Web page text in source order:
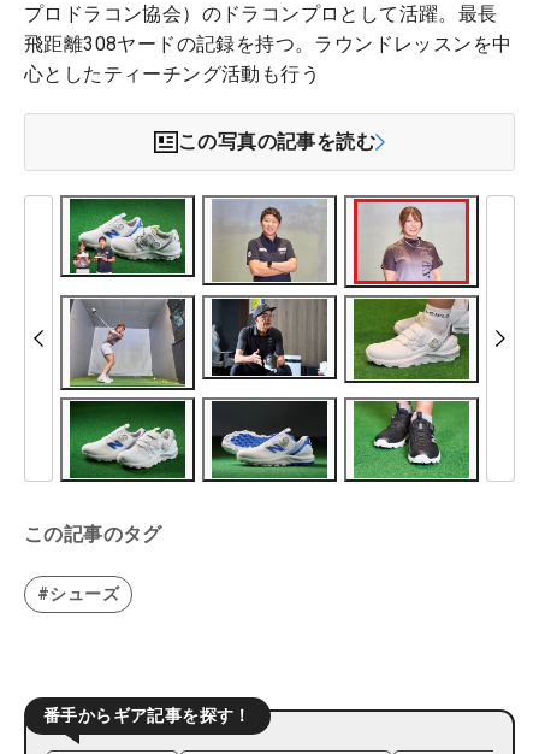
プロドラコン協会）のドラコンプロとして活躍。最長
飛距離308ヤードの記録を持つ。ラウンドレッスンを中
心としたティーチング活動も行う
この写真の記事を読む
この記事のタグ
#シューズ
番手からギア記事を探す！